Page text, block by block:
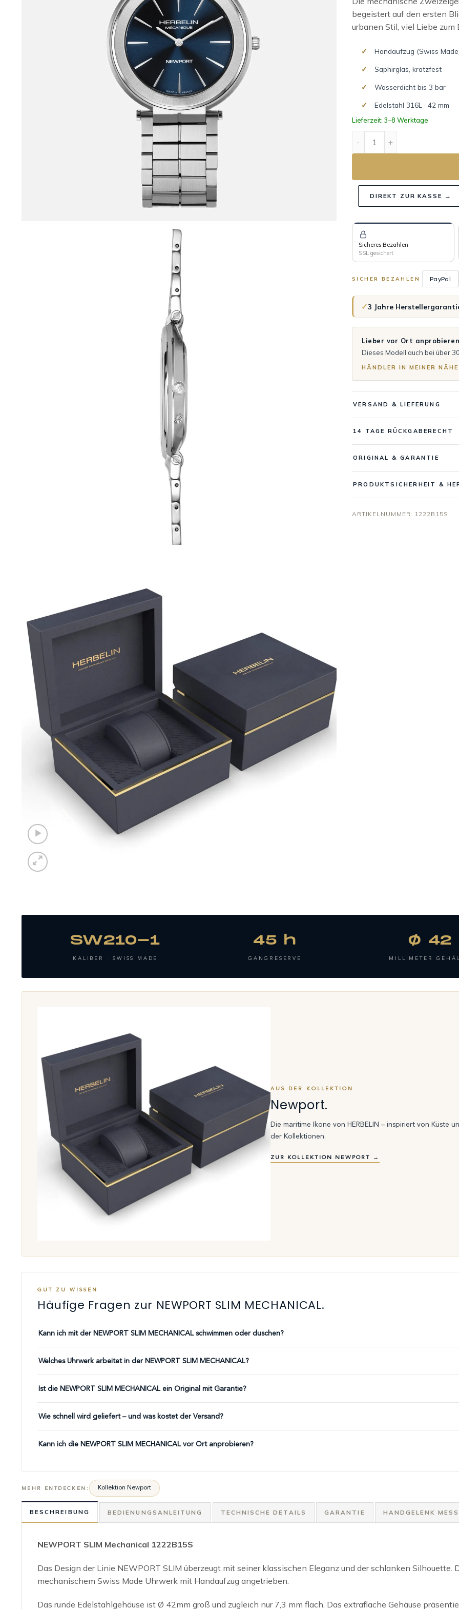
begeistert auf den ersten
urbanen Stil, viel Liebe zum
Handaufzug (Swiss
Saphirglas, kratzfest
Wasserdicht bis 3 bar
Edelstahl 316L · 42 mm
Lieferzeit: 3–8 Werktage
DIREKT ZUR KASSE →
Sicheres Bezahlen
SSL gesichert
SICHER BEZAHLEN PayPal
✓3 Jahre
Lieber vor Ort
Dieses Modell auch bei über
HÄNDLER IN MEINER
VERSAND & LIEFERUNG
14 TAGE RÜCKGABERECHT
ORIGINAL & GARANTIE
PRODUKTSICHERHEIT &
ARTIKELNUMMER: 1222B15S
SW210-1
KALIBER · SWISS MADE
45 h
GANGRESERVE
Ø 42
MILLIMETER
AUS DER KOLLEKTION
Newport.
Die maritime Ikone von HERBELIN – inspiriert von
der Kollektionen.
ZUR KOLLEKTION NEWPORT →
GUT ZU WISSEN
Häufige Fragen zur NEWPORT SLIM MECHANICAL.
Kann ich mit der NEWPORT SLIM MECHANICAL schwimmen oder duschen?
Welches Uhrwerk arbeitet in der NEWPORT SLIM MECHANICAL?
Ist die NEWPORT SLIM MECHANICAL ein Original mit Garantie?
Wie schnell wird geliefert – und was kostet der Versand?
Kann ich die NEWPORT SLIM MECHANICAL vor Ort anprobieren?
MEHR ENTDECKEN: Kollektion Newport
BESCHREIBUNG BEDIENUNGSANLEITUNG TECHNISCHE DETAILS GARANTIE HANDGELENK
NEWPORT SLIM Mechanical 1222B15S
Das Design der Linie NEWPORT SLIM überzeugt mit seiner klassischen Eleganz und der schlanken Silhouette.
mechanischem Swiss Made Uhrwerk mit Handaufzug angetrieben.
Das runde Edelstahlgehäuse ist Ø 42mm groß und zugleich nur 7,3 mm flach. Das extraflache Gehäuse